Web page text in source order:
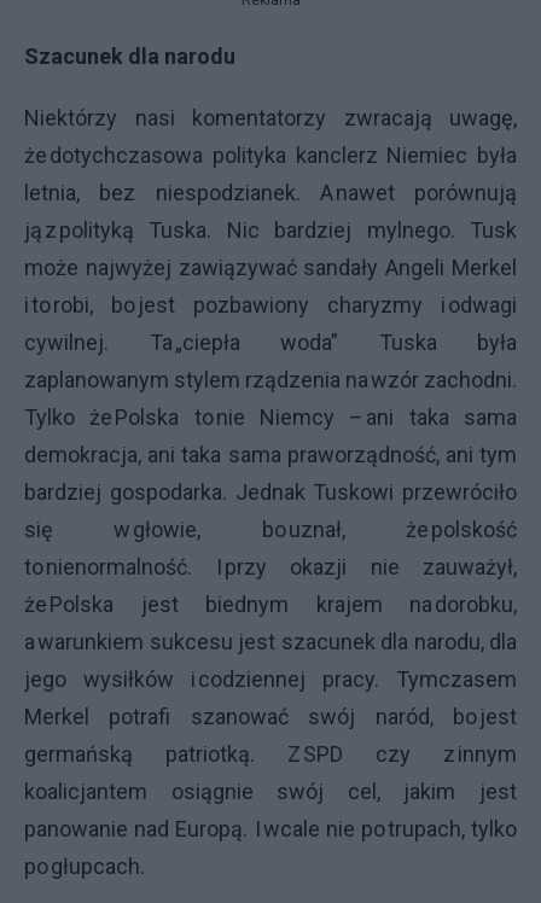
Szacunek dla narodu
Niektórzy nasi komentatorzy zwracają uwagę,
że dotychczasowa polityka kanclerz Niemiec była
letnia, bez niespodzianek. A nawet porównują
ją z polityką Tuska. Nic bardziej mylnego. Tusk
może najwyżej zawiązywać sandały Angeli Merkel
i to robi, bo jest pozbawiony charyzmy i odwagi
cywilnej. Ta „ciepła woda” Tuska była
zaplanowanym stylem rządzenia na wzór zachodni.
Tylko że Polska to nie Niemcy – ani taka sama
demokracja, ani taka sama praworządność, ani tym
bardziej gospodarka. Jednak Tuskowi przewróciło
się w głowie, bo uznał, że polskość
to nienormalność. I przy okazji nie zauważył,
że Polska jest biednym krajem na dorobku,
a warunkiem sukcesu jest szacunek dla narodu, dla
jego wysiłków i codziennej pracy. Tymczasem
Merkel potrafi szanować swój naród, bo jest
germańską patriotką. Z SPD czy z innym
koalicjantem osiągnie swój cel, jakim jest
panowanie nad Europą. I wcale nie po trupach, tylko
po głupcach.